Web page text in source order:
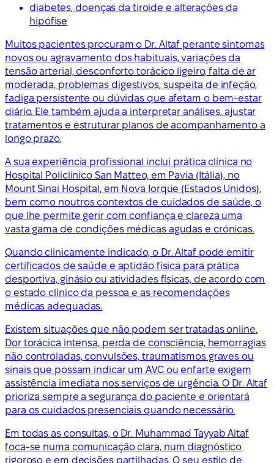
diabetes, doenças da tiroide e alterações da
hipófise
Muitos pacientes procuram o Dr. Altaf perante sintomas
novos ou agravamento dos habituais, variações da
tensão arterial, desconforto torácico ligeiro, falta de ar
moderada, problemas digestivos, suspeita de infeção,
fadiga persistente ou dúvidas que afetam o bem-estar
diário. Ele também ajuda a interpretar análises, ajustar
tratamentos e estruturar planos de acompanhamento a
longo prazo.
A sua experiência profissional inclui prática clínica no
Hospital Policlinico San Matteo, em Pavia (Itália), no
Mount Sinai Hospital, em Nova Iorque (Estados Unidos),
bem como noutros contextos de cuidados de saúde, o
que lhe permite gerir com confiança e clareza uma
vasta gama de condições médicas agudas e crónicas.
Quando clinicamente indicado, o Dr. Altaf pode emitir
certificados de saúde e aptidão física para prática
desportiva, ginásio ou atividades físicas, de acordo com
o estado clínico da pessoa e as recomendações
médicas adequadas.
Existem situações que não podem ser tratadas online.
Dor torácica intensa, perda de consciência, hemorragias
não controladas, convulsões, traumatismos graves ou
sinais que possam indicar um AVC ou enfarte exigem
assistência imediata nos serviços de urgência. O Dr. Altaf
prioriza sempre a segurança do paciente e orientará
para os cuidados presenciais quando necessário.
Em todas as consultas, o Dr. Muhammad Tayyab Altaf
foca-se numa comunicação clara, num diagnóstico
rigoroso e em decisões partilhadas. O seu estilo de